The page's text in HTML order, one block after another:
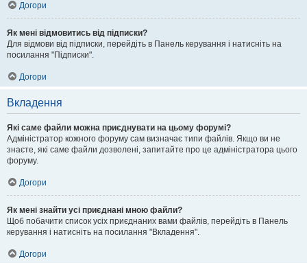
Догори
Як мені відмовитись від підписки?
Для відмови від підписки, перейдіть в Панель керування і натисніть на
посилання "Підписки".
Догори
Вкладення
Які саме файли можна приєднувати на цьому форумі?
Адміністратор кожного форуму сам визначає типи файлів. Якщо ви не
знаєте, які саме файли дозволені, запитайте про це адміністратора цього
форуму.
Догори
Як мені знайти усі приєднані мною файли?
Щоб побачити список усіх приєднаних вами файлів, перейдіть в Панель
керування і натисніть на посилання "Вкладення".
Догори